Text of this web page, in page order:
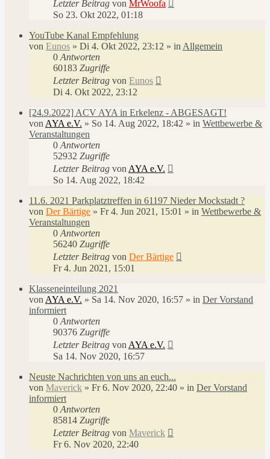
Letzter Beitrag von MrWoofa
So 23. Okt 2022, 01:18
YouTube Kanal Empfehlung
von Eunos » Di 4. Okt 2022, 23:12 » in Allgemein
0 Antworten
60183 Zugriffe
Letzter Beitrag von Eunos
Di 4. Okt 2022, 23:12
[24.9.2022] ACV AYA in Erkelenz - ABGESAGT!
von AYA e.V. » So 14. Aug 2022, 18:42 » in Wettbewerbe &
Veranstaltungen
0 Antworten
52932 Zugriffe
Letzter Beitrag von AYA e.V.
So 14. Aug 2022, 18:42
11.6. 2021 Parkplatztreffen in 61197 Nieder Mockstadt ?
von Der Bärtige » Fr 4. Jun 2021, 15:01 » in Wettbewerbe &
Veranstaltungen
0 Antworten
56240 Zugriffe
Letzter Beitrag von Der Bärtige
Fr 4. Jun 2021, 15:01
Klasseneinteilung 2021
von AYA e.V. » Sa 14. Nov 2020, 16:57 » in Der Vorstand
informiert
0 Antworten
90376 Zugriffe
Letzter Beitrag von AYA e.V.
Sa 14. Nov 2020, 16:57
Neuste Nachrichten von uns an euch...
von Maverick » Fr 6. Nov 2020, 22:40 » in Der Vorstand
informiert
0 Antworten
85814 Zugriffe
Letzter Beitrag von Maverick
Fr 6. Nov 2020, 22:40